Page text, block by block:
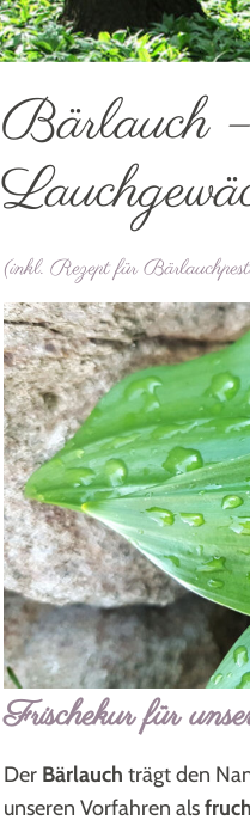
Bärlauch
(inkl. Rezept für
Frischekur für
Der Bärlauch trägt den
unseren Vorfahren als